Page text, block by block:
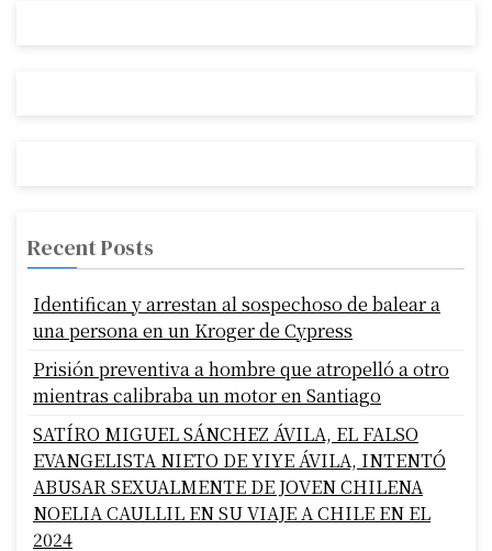
Recent Posts
Identifican y arrestan al sospechoso de balear a
una persona en un Kroger de Cypress
Prisión preventiva a hombre que atropelló a otro
mientras calibraba un motor en Santiago
SATÍRO MIGUEL SÁNCHEZ ÁVILA, EL FALSO
EVANGELISTA NIETO DE YIYE ÁVILA, INTENTÓ
ABUSAR SEXUALMENTE DE JOVEN CHILENA
NOELIA CAULLIL EN SU VIAJE A CHILE EN EL
2024